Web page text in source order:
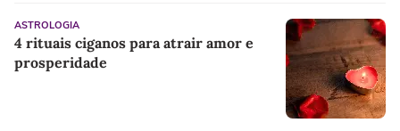
ASTROLOGIA
4 rituais ciganos para atrair amor e
prosperidade